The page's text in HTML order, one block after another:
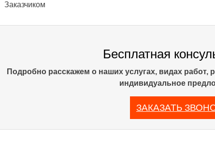
Заказчиком
Бесплатная
Подробно расскажем о наших услугах, видах работ,
индивидуальное
ЗАКАЗАТЬ